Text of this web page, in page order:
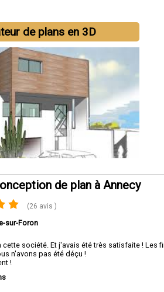
de plans en 3D
de plan à Annecy
(26 avis )
sur-Foron
société. Et j'avais été très satisfaite ! Les
n'avons pas été déçu !
!